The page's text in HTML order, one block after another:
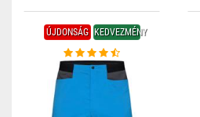
ÚJDONSÁG KEDVEZMÉNY